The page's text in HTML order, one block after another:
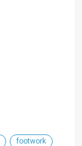
footwork